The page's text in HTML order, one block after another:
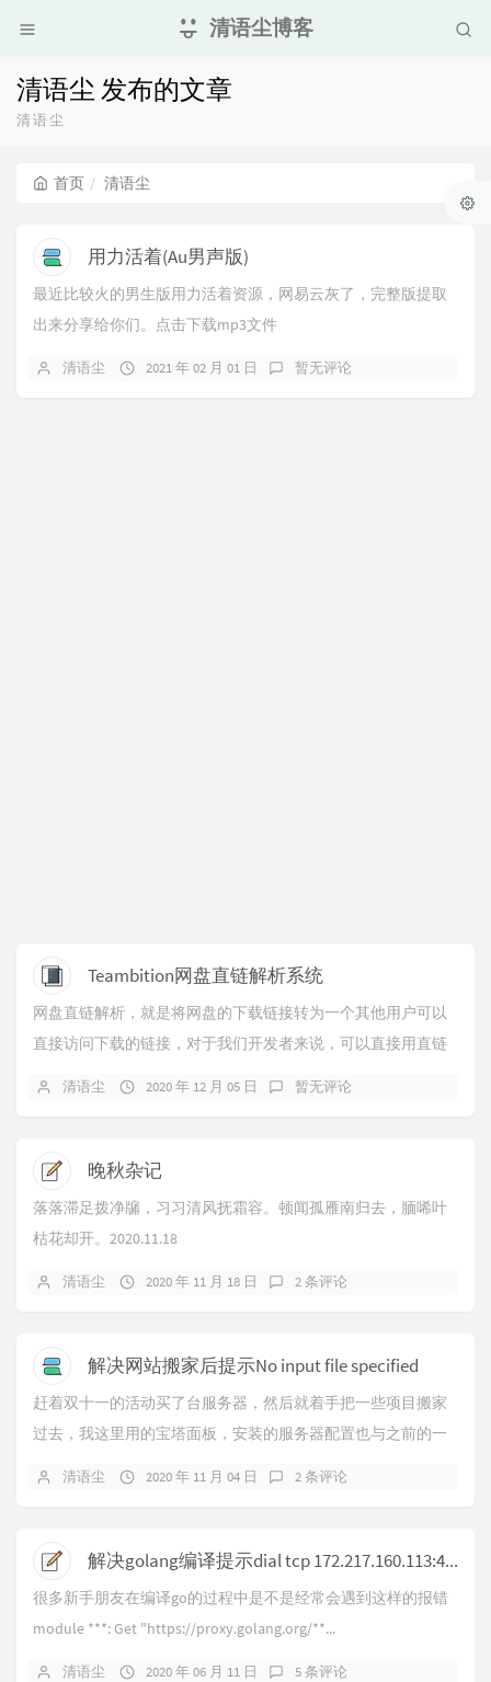
清语尘博客
清语尘 发布的文章
清语尘
首页 清语尘
用力活着(Au男声版)
最近比较火的男生版用力活着资源，网易云灰了，完整版提取
出来分享给你们。点击下载mp3文件
清语尘 2021 年 02 月 01 日 暂无评论
Teambition网盘直链解析系统
网盘直链解析，就是将网盘的下载链接转为一个其他用户可以
直接访问下载的链接，对于我们开发者来说，可以直接用直链
清语尘 2020 年 12 月 05 日 暂无评论
晚秋杂记
落落滞足拨净牖，习习清风抚霜容。顿闻孤雁南归去，腼唏叶
枯花却开。2020.11.18
清语尘 2020 年 11 月 18 日 2 条评论
解决网站搬家后提示No input file specified
赶着双十一的活动买了台服务器，然后就着手把一些项目搬家
过去，我这里用的宝塔面板，安装的服务器配置也与之前的一
清语尘 2020 年 11 月 04 日 2 条评论
解决golang编译提示dial tcp 172.217.160.113:443: connectex: A connection attempt failed
很多新手朋友在编译go的过程中是不是经常会遇到这样的报错
module ***: Get "https://proxy.golang.org/**...
清语尘 2020 年 06 月 11 日 5 条评论